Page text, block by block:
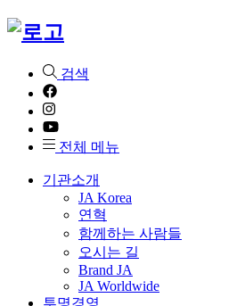
검색
전체 메뉴
기관소개
JA Korea
연혁
함께하는 사람들
오시는 길
Brand JA
JA Worldwide
투명경영